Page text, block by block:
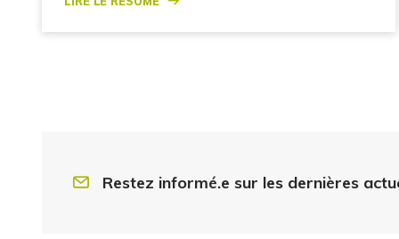
Restez informé.e sur les dernières